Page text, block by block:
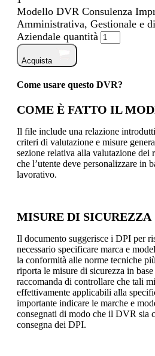
Modello DVR Consulenza
Amministrativa, Gestionale e
Aziendale quantità
Acquista
Come usare questo DVR?
COME È FATTO IL
Il file include una relazione
criteri di valutazione e misure
sezione relativa alla valutazione
che l’utente deve personalizzare in
lavorativo.
MISURE DI SICUREZZA
Il documento suggerisce i DPI per
necessario specificare marca e
la conformità alle norme tecniche
riporta le misure di sicurezza in
raccomanda di controllare che tali
effettivamente applicabili alla
importante indicare le marche e
consegnati di modo che il DVR sia
consegna dei DPI.